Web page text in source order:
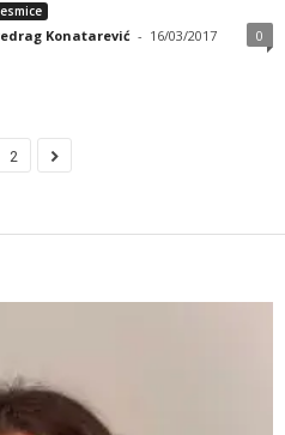
Konatarević - 16/03/2017 0
2